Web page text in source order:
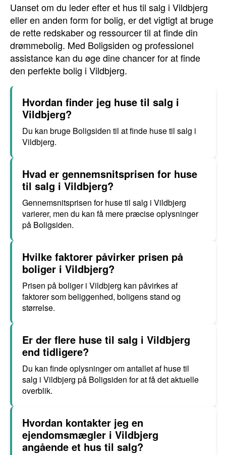
Uanset om du leder efter et hus til salg i Vildbjerg
eller en anden form for bolig, er det vigtigt at bruge
de rette redskaber og ressourcer til at finde din
drømmebolig. Med Boligsiden og professionel
assistance kan du øge dine chancer for at finde
den perfekte bolig i Vildbjerg.
Hvordan finder jeg huse til salg i
Vildbjerg?
Du kan bruge Boligsiden til at finde huse til salg i
Vildbjerg.
Hvad er gennemsnitsprisen for huse
til salg i Vildbjerg?
Gennemsnitsprisen for huse til salg i Vildbjerg
varierer, men du kan få mere præcise oplysninger
på Boligsiden.
Hvilke faktorer påvirker prisen på
boliger i Vildbjerg?
Prisen på boliger i Vildbjerg kan påvirkes af
faktorer som beliggenhed, boligens stand og
størrelse.
Er der flere huse til salg i Vildbjerg
end tidligere?
Du kan finde oplysninger om antallet af huse til
salg i Vildbjerg på Boligsiden for at få det aktuelle
overblik.
Hvordan kontakter jeg en
ejendomsmægler i Vildbjerg
angående et hus til salg?